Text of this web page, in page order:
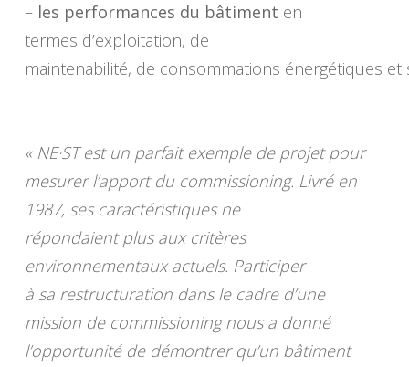
– les performances du bâtiment en
termes d’exploitation, de
maintenabilité, de consommations énergétiques et
« NE·ST est un parfait exemple de projet pour
mesurer l’apport du commissioning. Livré en
1987, ses caractéristiques ne
répondaient plus aux critères
environnementaux actuels. Participer
à sa restructuration dans le cadre d’une
mission de commissioning nous a donné
l’opportunité de démontrer qu’un bâtiment